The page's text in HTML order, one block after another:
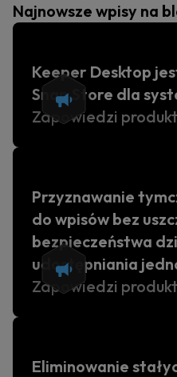
Najnowsze wpisy na
Keeper Desktop
Snap Store dla
Zapowiedzi
Przyznawanie
do wpisów bez
bezpieczeństwa
udostępniania
Zapowiedzi
Eliminowanie